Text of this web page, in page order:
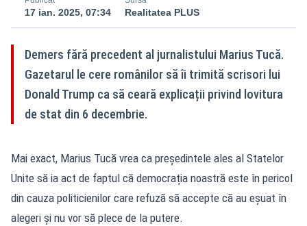
17 ian. 2025, 07:34 Realitatea PLUS
Demers fără precedent al jurnalistului Marius Tucă.
Gazetarul le cere românilor să îi trimită scrisori lui
Donald Trump ca să ceară explicații privind lovitura
de stat din 6 decembrie.
Mai exact, Marius Tucă vrea ca președintele ales al Statelor
Unite să ia act de faptul că democrația noastră este în pericol
din cauza politicienilor care refuză să accepte că au eșuat în
alegeri și nu vor să plece de la putere.